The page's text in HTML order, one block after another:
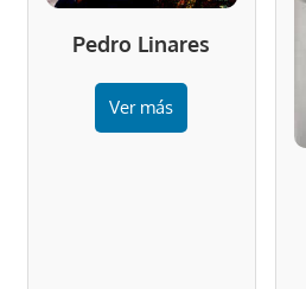
Pedro Linares
Ver más